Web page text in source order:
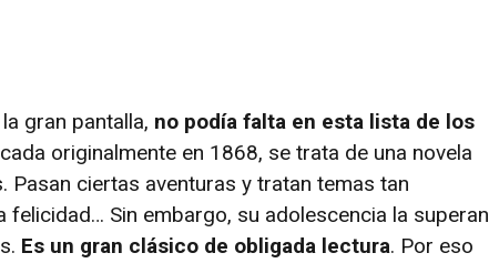
gran pantalla, no podía falta en esta lista de los
originalmente en 1868, se trata de una novela
Pasan ciertas aventuras y tratan temas tan
Sin embargo, su adolescencia la superan
Es un gran clásico de obligada lectura. Por eso